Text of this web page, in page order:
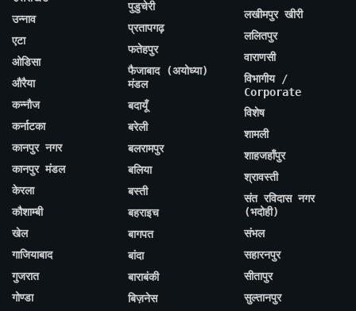
उन्नाव
एटा
ओडिसा
औरैया
कन्नौज
कर्नाटका
कानपुर नगर
कानपुर मंडल
केरला
कौशाम्बी
खेल
गाजियाबाद
गुजरात
गोण्डा
पुडुचेरी
प्रतापगढ़
फतेहपुर
फैजाबाद (अयोध्या)
मंडल
बदायूँ
बरेली
बलरामपुर
बलिया
बस्ती
बहराइच
बागपत
बांदा
बाराबंकी
बिज़नेस
लखीमपुर खीरी
ललितपुर
वाराणसी
विभागीय /
Corporate
विशेष
शामली
शाहजहाँपुर
श्रावस्ती
संत रविदास नगर
(भदोही)
संभल
सहारनपुर
सीतापुर
सुल्तानपुर